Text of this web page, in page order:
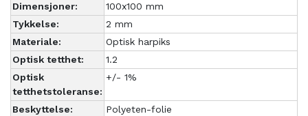
Dimensjoner:
100x100 mm
Tykkelse:
2 mm
Materiale:
Optisk harpiks
Optisk tetthet:
1.2
Optisk
tetthetstoleranse:
+/- 1%
Beskyttelse: Polyeten-folie